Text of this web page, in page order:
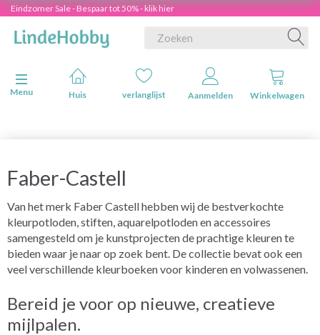
Eindzomer Sale - Bespaar tot 50% - klik hier
Navigatie in-/uitschakelen
Menu
Huis verlanglijst Aanmelden Winkelwagen
Faber-Castell
Van het merk Faber Castell hebben wij de bestverkochte
kleurpotloden, stiften, aquarelpotloden en accessoires
samengesteld om je kunstprojecten de prachtige kleuren te
bieden waar je naar op zoek bent. De collectie bevat ook een
veel verschillende kleurboeken voor kinderen en volwassenen.
Bereid je voor op nieuwe, creatieve
mijlpalen.